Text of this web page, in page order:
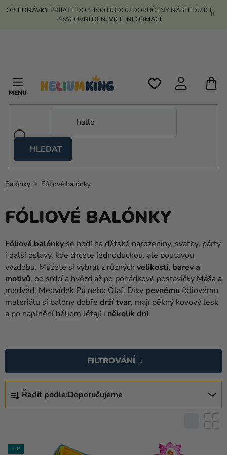
Přejít
OBJEDNÁVKY PŘIJATÉ DO 14:00 BUDOU DORUČENY NÁSLEDUJÍCÍ
PRACOVNÍ DEN. VÍCE INFORMACÍ
HLEDAT
stany
Kanekalon
Helium
a
Svatba
Párty
Výzdoba
a
doplňky
Pečení
Dárky
Svátky
Balónky Fóliové balónky
FÓLIOVÉ BALÓNKY
Fóliové balónky se hodí nadětské narozeniny, svatby, párty
i další oslavy, kde chcete jednoduchou, ale poutavou
výzdobu. Můžete si vybrat z různých velikostí, barev a
motivů, od srdcí a hvězd až po pohádkové postavičky Máša a
medvěd, Medvídek Pú nebo Olaf. Díky pevnému fóliovému
materiálu si balóny dobře drží tvar, mají pěkný kovový lesk
a po naplnění héliem létají i několik dní.
A
Z
Řadit podle:Doporučujeme
FILTROVÁNÍ
Ý
P
I
S
P
DTIP